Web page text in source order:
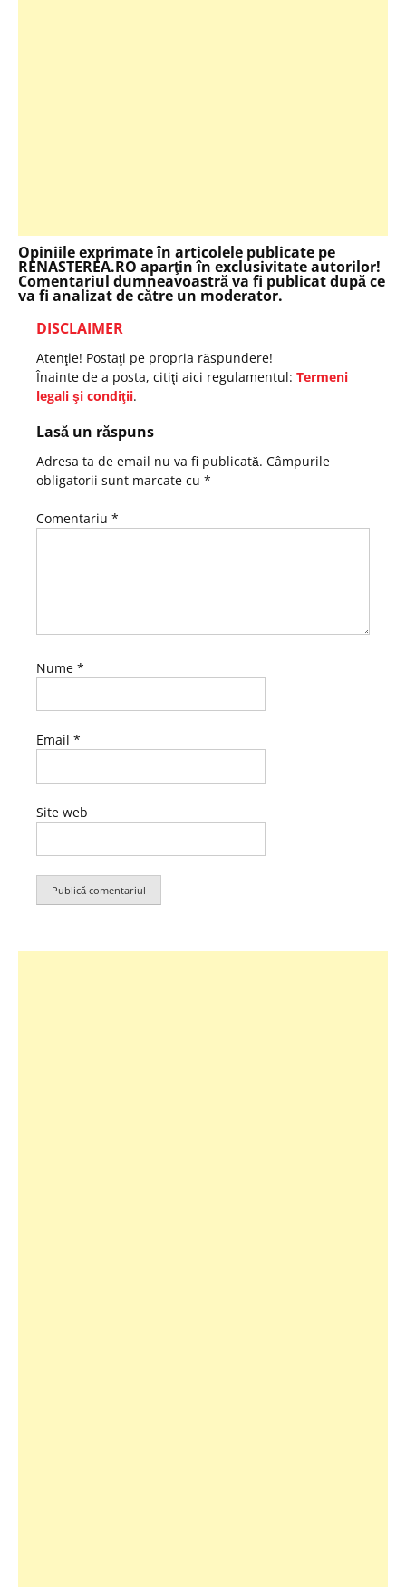
Opiniile exprimate în articolele publicate pe
RENASTEREA.RO aparţin în exclusivitate autorilor!
Comentariul dumneavoastră va fi publicat după ce
va fi analizat de către un moderator.
DISCLAIMER
Atenţie! Postaţi pe propria răspundere!
Înainte de a posta, citiţi aici regulamentul: Termeni
legali şi condiţii.
Lasă un răspuns
Adresa ta de email nu va fi publicată. Câmpurile
obligatorii sunt marcate cu *
Comentariu *
Nume *
Email *
Site web